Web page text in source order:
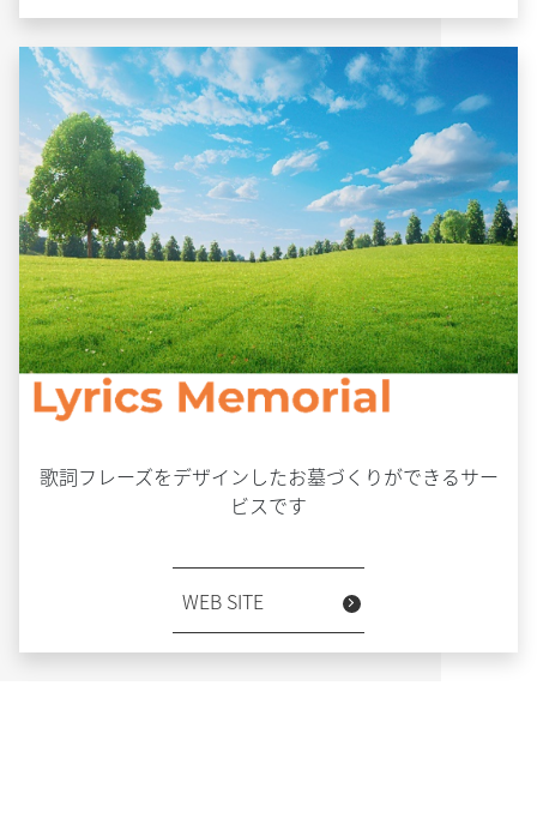
歌詞フレーズをデザインしたお墓づくりができるサー
ビスです
WEB SITE